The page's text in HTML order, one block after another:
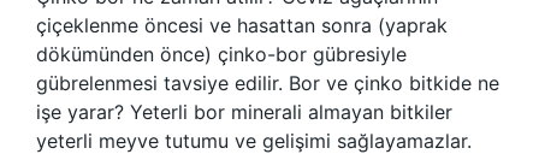
çiçeklenme öncesi ve hasattan sonra (yaprak
dökümünden önce) çinko-bor gübresiyle
gübrelenmesi tavsiye edilir. Bor ve çinko bitkide ne
işe yarar? Yeterli bor minerali almayan bitkiler
yeterli meyve tutumu ve gelişimi sağlayamazlar.